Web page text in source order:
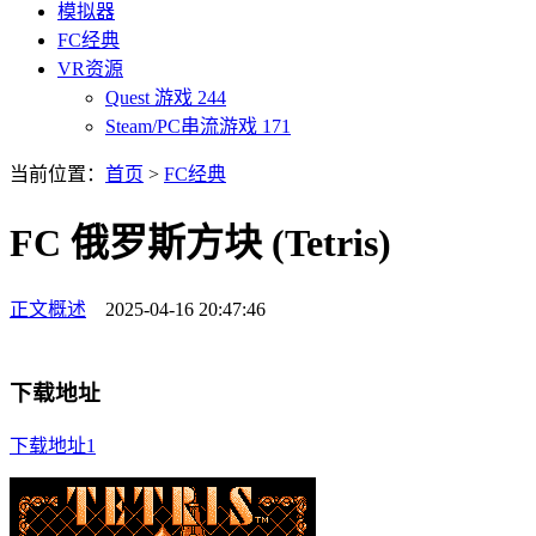
模拟器
FC经典
VR资源
Quest 游戏 244
Steam/PC串流游戏 171
当前位置： 首页 > FC经典
FC 俄罗斯方块 (Tetris)
正文概述 2025-04-16 20:47:46
下载地址
下载地址1